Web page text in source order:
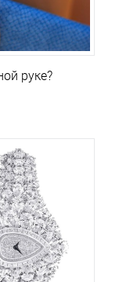
руке?